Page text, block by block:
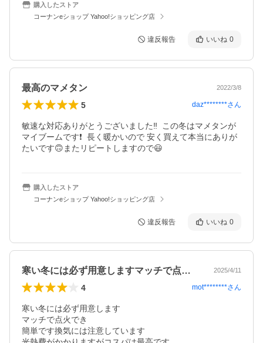
購入したストア
コーナンeショップ Yahoo!ショッピング店
違反報告 いいね 0
最高のマメタン 2022/3/8
5 daz********さん
敏速な対応ありがとうございました‼️  この冬はマメタンが
マイブームです❗️  長く暖かいので 安く買えて本当にありが
たいです🙃またリピートしますので😃
購入したストア
コーナンeショップ Yahoo!ショッピング店
違反報告 いいね 0
寒い冬には必ず用意しますマッチで点火で… 2025/4/11
4 mot********さん
寒い冬には必ず用意します
マッチで点火でき
簡単です換気には注意しています